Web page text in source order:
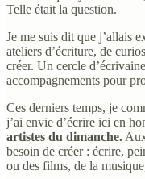
Telle était la question.
Je me suis dit que j’allais
ateliers d’écriture, de
créer. Un cercle
accompagnements pour
Ces derniers temps, je
j’ai envie d’écrire ici en
artistes du dimanche.
besoin de créer : écrire,
ou des films, de la